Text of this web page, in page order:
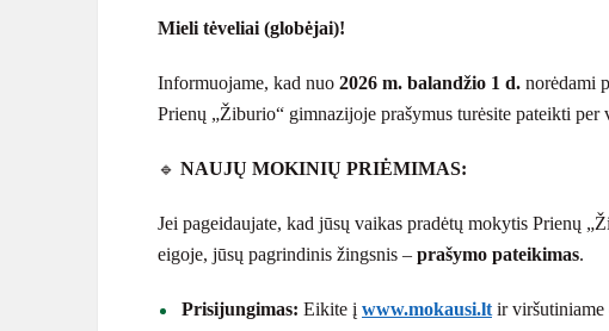
Mieli tėveliai (globėjai)!
Informuojame, kad nuo 2026 m. balandžio 1 d. norėdami
Prienų „Žiburio“ gimnazijoje prašymus turėsite pateikti per
🔹 NAUJŲ MOKINIŲ PRIĖMIMAS:
Jei pageidaujate, kad jūsų vaikas pradėtų mokytis Prienų
eigoje, jūsų pagrindinis žingsnis – prašymo pateikimas.
Prisijungimas: Eikite į www.mokausi.lt ir viršutiniame